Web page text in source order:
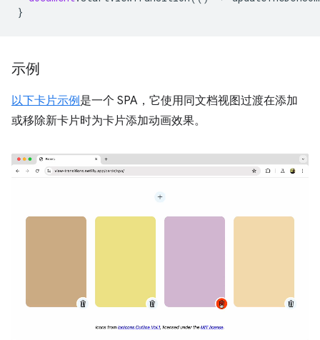
}
示例
以下卡片示例是一个 SPA，它使用同文档视图过渡在添加
或移除新卡片时为卡片添加动画效果。